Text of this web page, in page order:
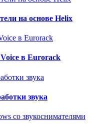
на основе Helix
в Eurorack
звука